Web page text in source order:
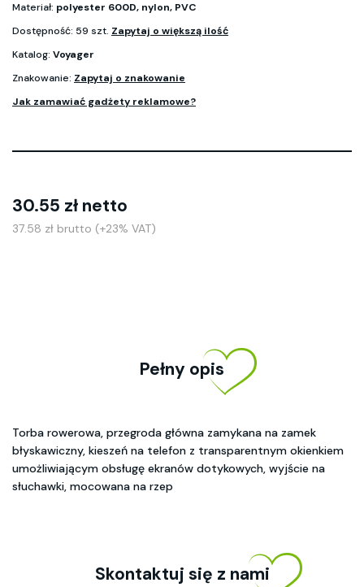
Materiał: polyester 600D, nylon, PVC
Dostępność: 59 szt. Zapytaj o większą ilość
Katalog: Voyager
Znakowanie: Zapytaj o znakowanie
Jak zamawiać gadżety reklamowe?
30.55 zł netto
37.58 zł brutto (+23% VAT)
Pełny opis
Torba rowerowa, przegroda główna zamykana na zamek
błyskawiczny, kieszeń na telefon z transparentnym okienkiem
umożliwiającym obsługę ekranów dotykowych, wyjście na
słuchawki, mocowana na rzep
Skontaktuj się z nami